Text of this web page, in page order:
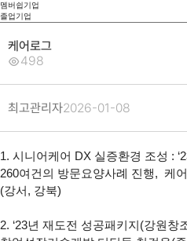
멤버쉽기업
졸업기업
케어로그
498
최고관리자2026-01-08
1. 시니어케어 DX 실증환경 조성 :
260여건의 방문요양사례 진행,  케
(강서, 강북)
2. ‘23년 재도전 성공패키지(강원창